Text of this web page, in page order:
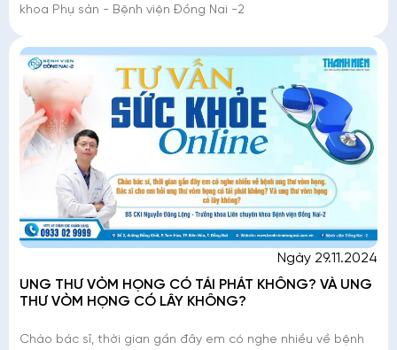
khoa Phụ sản - Bệnh viện Đồng Nai -2
Ngày 29.11.2024
UNG THƯ VÒM HỌNG CÓ TÁI PHÁT KHÔNG? VÀ UNG
THƯ VÒM HỌNG CÓ LÂY KHÔNG?
Chào bác sĩ, thời gian gần đây em có nghe nhiều về bệnh